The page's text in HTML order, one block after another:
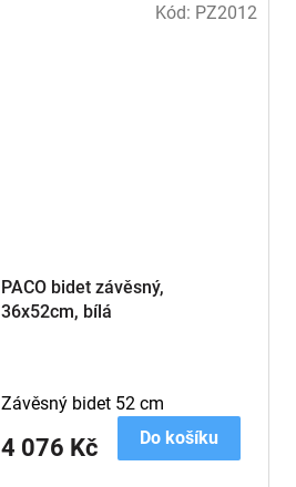
PACO bidet závěsný,
36x52cm, bílá
4 076 Kč Do košíku
Závěsný bidet 52 cm
Kód: PZ2012